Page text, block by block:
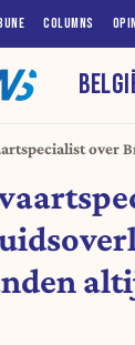
COLUMNS
over